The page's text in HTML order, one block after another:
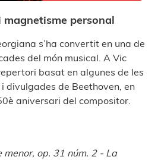
magnetisme personal
s’ha convertit en una de
del món musical. A Vic
basat en algunes de les
divulgades de Beethoven, en
aniversari del compositor.
menor, op. 31 núm. 2 - La